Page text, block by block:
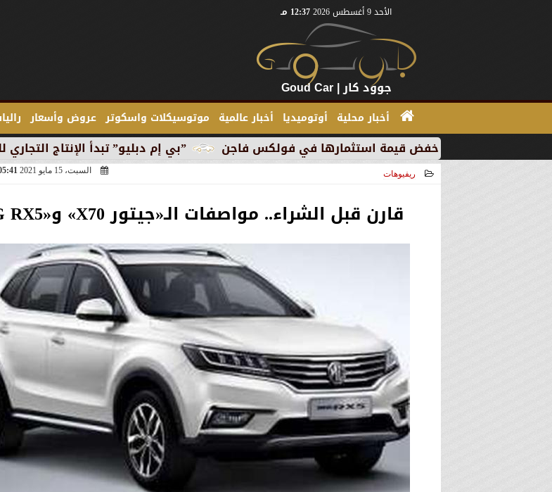
الأحد 9 أغسطس 2026 12:37 مـ
جوود كار | Goud Car
أخبار محلية أوتوميديا أخبار عالمية موتوسيكلات واسكوتر عروض وأسعار
”بي إم دبليو” تبدأ الإنتاج التجاري للسيارة الكهربائية بسبب خفض قيمة استثمارها في فولكس فاجن
ريفيوهات السبت، 15 مايو 2021 05:41
قارن قبل الشراء.. مواصفات الـ«جيتور X70» و«MG RX5»